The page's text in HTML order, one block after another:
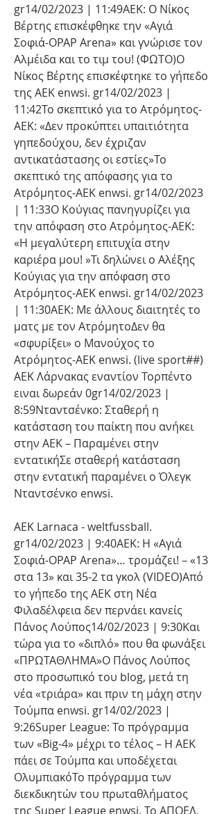
gr14/02/2023 | 11:49ΑΕΚ: Ο Νίκος
Βέρτης επισκέφθηκε την «Αγιά
Σοφιά-OPAP Arena» και γνώρισε τον
Αλμέιδα και το τιμ του! (ΦΩΤΟ)Ο
Νίκος Βέρτης επισκέφτηκε το γήπεδο
της ΑΕΚ enwsi. gr14/02/2023 |
11:42Το σκεπτικό για το Ατρόμητος-
ΑΕΚ: «Δεν προκύπτει υπαιτιότητα
γηπεδούχου, δεν έχριζαν
αντικατάστασης οι εστίες»Το
σκεπτικό της απόφασης για το
Ατρόμητος-ΑΕΚ enwsi. gr14/02/2023
| 11:33Ο Κούγιας πανηγυρίζει για
την απόφαση στο Ατρόμητος-ΑΕΚ:
«Η μεγαλύτερη επιτυχία στην
καριέρα μου! »Τι δηλώνει ο Αλέξης
Κούγιας για την απόφαση στο
Ατρόμητος-ΑΕΚ enwsi. gr14/02/2023
| 11:30ΑΕΚ: Με άλλους διαιτητές το
ματς με τον ΑτρόμητοΔεν θα
«σφυρίξει» ο Μανούχος το
Ατρόμητος-ΑΕΚ enwsi. (live sport##)
ΑΕΚ Λάρνακας εναντίον Τορπέντο
ειναι δωρεάν 0gr14/02/2023 |
8:59Νταντσένκο: Σταθερή η
κατάσταση του παίκτη που ανήκει
στην ΑΕΚ – Παραμένει στην
εντατικήΣε σταθερή κατάσταση
στην εντατική παραμένει ο Όλεγκ
Νταντσένκο enwsi.
AEK Larnaca - weltfussball.
gr14/02/2023 | 9:40AEK: Η «Αγιά
Σοφιά-OPAP Arena»… τρομάζει! – «13
στα 13» και 35-2 τα γκολ (VIDEO)Από
το γήπεδο της ΑΕΚ στη Νέα
Φιλαδέλφεια δεν περνάει κανείς
Πάνος Λούπος14/02/2023 | 9:30Και
τώρα για το «διπλό» που θα φωνάξει
«ΠΡΩΤΑΘΛΗΜΑ»Ο Πάνος Λούπος
στο προσωπικό του blog, μετά τη
νέα «τριάρα» και πριν τη μάχη στην
Τούμπα enwsi. gr14/02/2023 |
9:26Super League: Το πρόγραμμα
των «Big-4» μέχρι το τέλος – Η ΑΕΚ
πάει σε Τούμπα και υποδέχεται
ΟλυμπιακόΤο πρόγραμμα των
διεκδικητών του πρωταθλήματος
της Super League enwsi. Το ΑΠΟΕΛ,